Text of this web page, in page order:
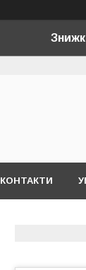
КОНТАКТИ